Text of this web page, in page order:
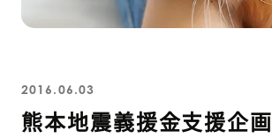
2016.06.03
熊本地震義援金支援企画